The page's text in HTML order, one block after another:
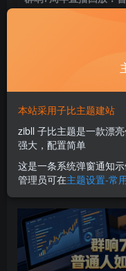
群响7周年直播回放！
草根、实体多赛道创
本站采用子比主题建站
zibll 子比主题是一款漂
强大，配置简单
这是一条系统弹窗通知
管理员可在主题设置-常